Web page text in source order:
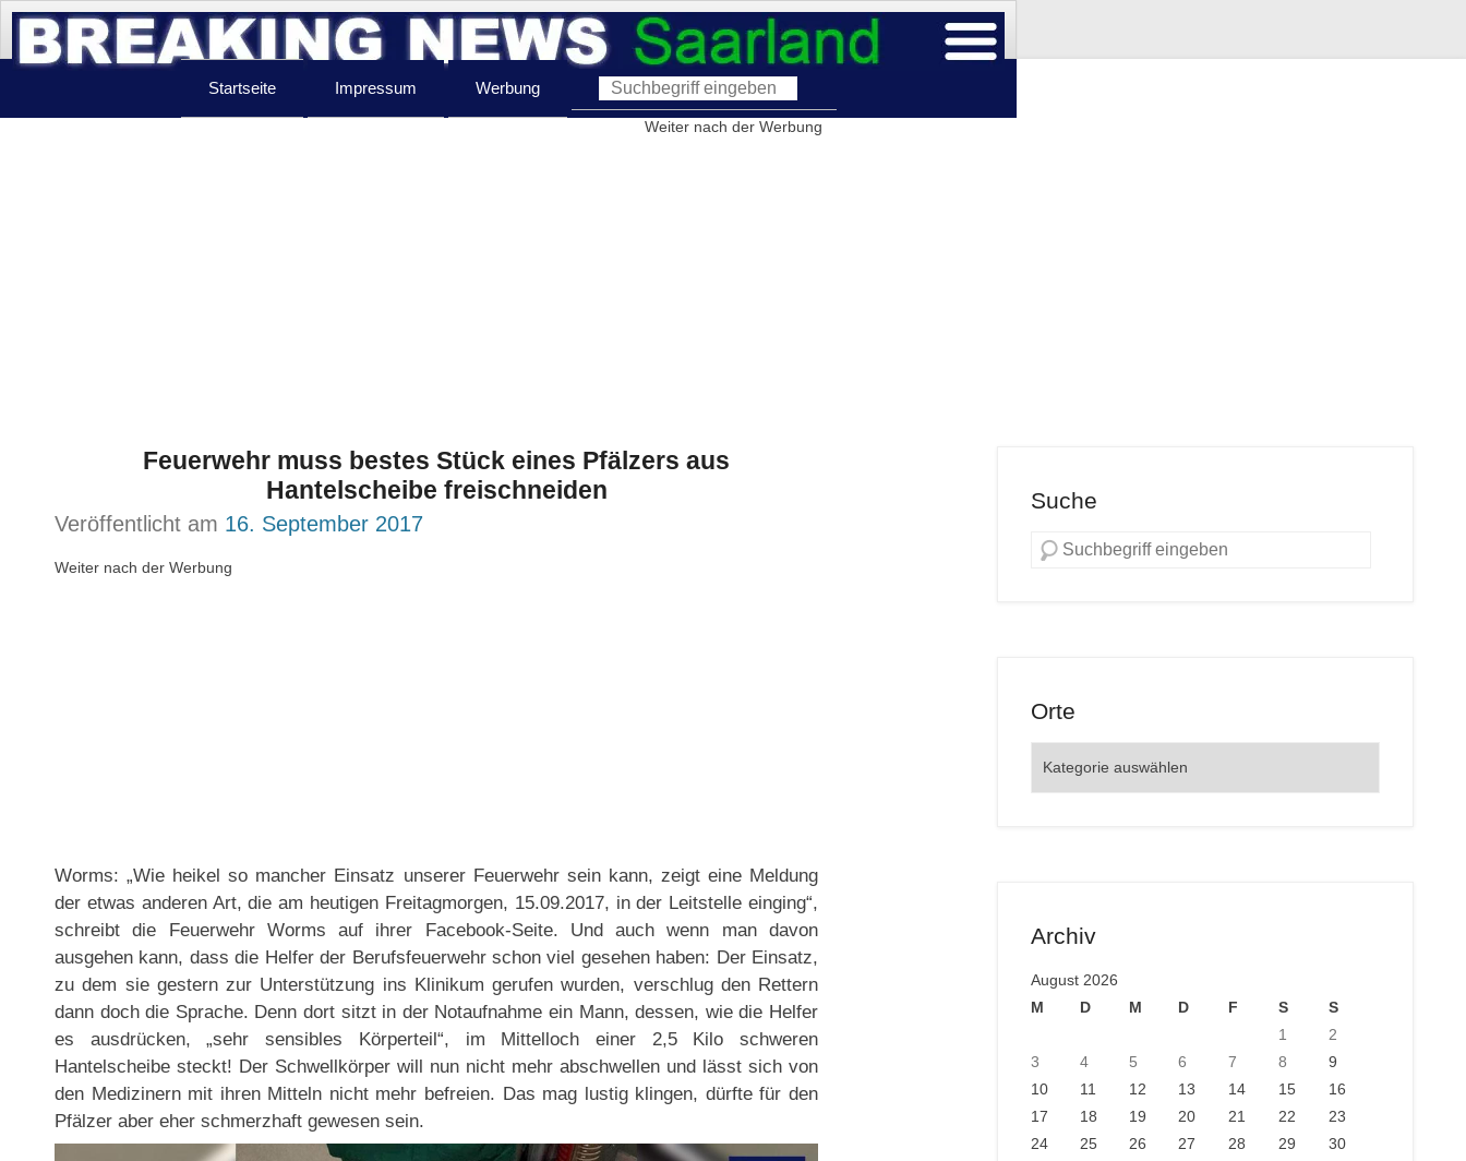
Startseite Impressum Werbung
Weiter nach der Werbung
Feuerwehr muss bestes Stück eines Pfälzers aus
Hantelscheibe freischneiden
Veröffentlicht am 16. September 2017
Weiter nach der Werbung
Worms: „Wie heikel so mancher Einsatz unserer Feuerwehr sein kann, zeigt eine Meldung
der etwas anderen Art, die am heutigen Freitagmorgen, 15.09.2017, in der Leitstelle einging“,
schreibt die Feuerwehr Worms auf ihrer Facebook-Seite. Und auch wenn man davon
ausgehen kann, dass die Helfer der Berufsfeuerwehr schon viel gesehen haben: Der Einsatz,
zu dem sie gestern zur Unterstützung ins Klinikum gerufen wurden, verschlug den Rettern
dann doch die Sprache. Denn dort sitzt in der Notaufnahme ein Mann, dessen, wie die Helfer
es ausdrücken, „sehr sensibles Körperteil“, im Mittelloch einer 2,5 Kilo schweren
Hantelscheibe steckt! Der Schwellkörper will nun nicht mehr abschwellen und lässt sich von
den Medizinern mit ihren Mitteln nicht mehr befreien. Das mag lustig klingen, dürfte für den
Pfälzer aber eher schmerzhaft gewesen sein.
Suche
Orte
Archiv
August 2026
M
D M D F S
S
1
2
3
4 5 6 7 8
9
10
11 12 13 14 15
16
17
18 19 20 21 22
23
24
25 26 27 28 29
30